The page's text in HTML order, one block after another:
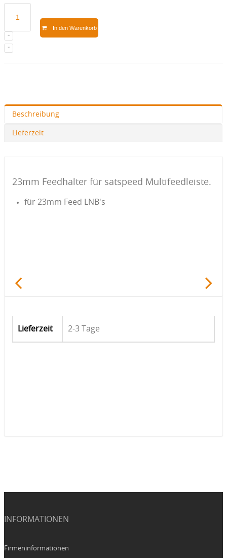
In den Warenkorb
Beschreibung
Lieferzeit
23mm Feedhalter für satspeed Multifeedleiste.
für 23mm Feed LNB's
Lieferzeit 2-3 Tage
INFORMATIONEN
Firmeninformationen